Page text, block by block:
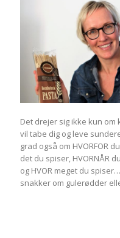
Det drejer sig ikke kun om
vil tabe dig og leve
grad også om HVORFOR
det du spiser, HVORNÅR
og HVOR meget du
snakker om gulerødder